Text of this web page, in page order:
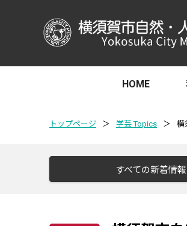
HOME
トップページ ＞ 学芸 Topics ＞ 横
すべての新着情